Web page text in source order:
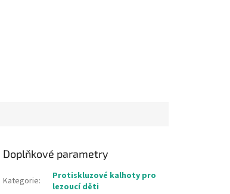
Doplňkové parametry
Kategorie:
Protiskluzové kalhoty pro
lezoucí děti